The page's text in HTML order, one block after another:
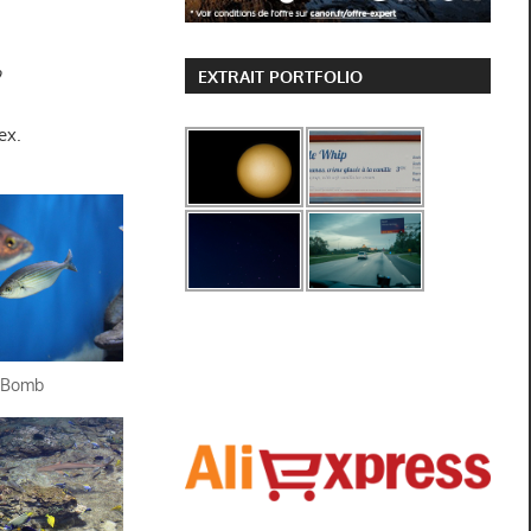
EXTRAIT PORTFOLIO